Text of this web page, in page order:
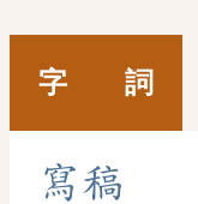
字 詞
寫稿